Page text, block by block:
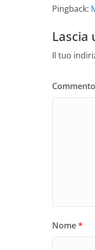
Pingback:
Lascia
Il tuo
Commento
Nome*